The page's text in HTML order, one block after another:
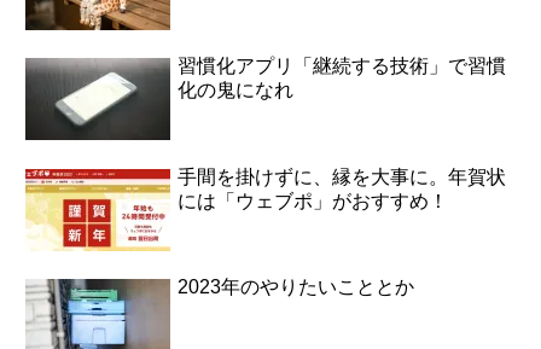
習慣化アプリ「継続する技術」で習慣
化の鬼になれ
手間を掛けずに、縁を大事に。年賀状
には「ウェブポ」がおすすめ！
2023年のやりたいこととか